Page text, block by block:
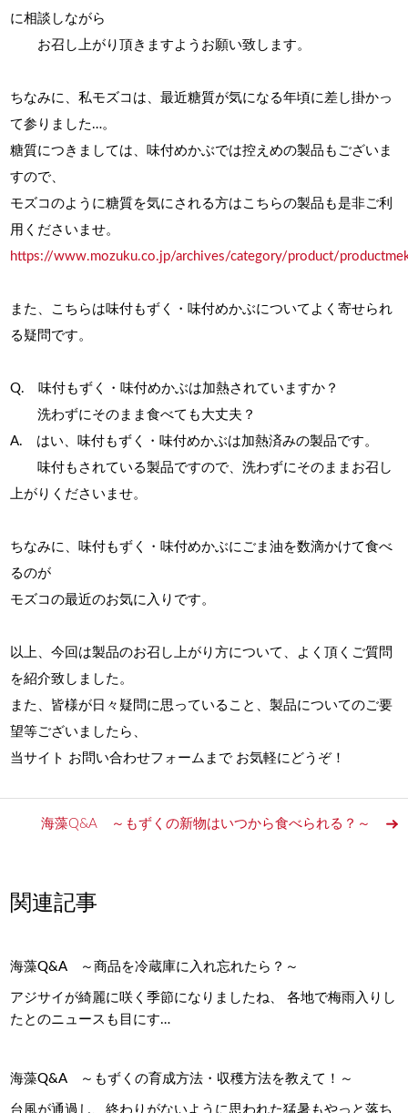
に相談しながら
お召し上がり頂きますようお願い致します。
ちなみに、私モズコは、最近糖質が気になる年頃に差し掛かっ
て参りました…。
糖質につきましては、味付めかぶでは控えめの製品もございま
すので、
モズコのように糖質を気にされる方はこちらの製品も是非ご利
用くださいませ。
https://www.mozuku.co.jp/archives/category/product/
また、こちらは味付もずく・味付めかぶについてよく寄せられ
る疑問です。
Q. 味付もずく・味付めかぶは加熱されていますか？
洗わずにそのまま食べても大丈夫？
A. はい、味付もずく・味付めかぶは加熱済みの製品です。
味付もされている製品ですので、洗わずにそのままお召し
上がりくださいませ。
ちなみに、味付もずく・味付めかぶにごま油を数滴かけて食べ
るのが
モズコの最近のお気に入りです。
以上、今回は製品のお召し上がり方について、よく頂くご質問
を紹介致しました。
また、皆様が日々疑問に思っていること、製品についてのご要
望等ございましたら、
当サイト お問い合わせフォームまで お気軽にどうぞ！
海藻Q&A ～もずくの新物はいつから食べられる？～
関連記事
海藻Q&A ～商品を冷蔵庫に入れ忘れたら？～
アジサイが綺麗に咲く季節になりましたね、 各地で梅雨入りし
たとのニュースも目にす…
海藻Q&A ～もずくの育成方法・収穫方法を教えて！～
台風が通過し、終わりがないように思われた猛暑もやっと落ち